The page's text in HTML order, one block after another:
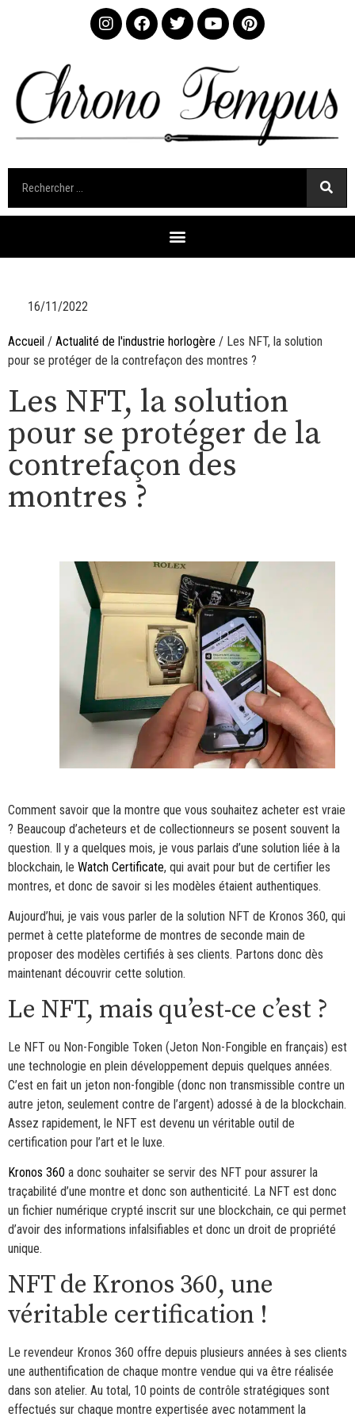
16/11/2022
Accueil / Actualité de l'industrie horlogère / Les NFT, la solution
pour se protéger de la contrefaçon des montres ?
Les NFT, la solution
pour se protéger de la
contrefaçon des
montres ?
Comment savoir que la montre que vous souhaitez acheter est vraie
? Beaucoup d’acheteurs et de collectionneurs se posent souvent la
question. Il y a quelques mois, je vous parlais d’une solution liée à la
blockchain, le Watch Certificate, qui avait pour but de certifier les
montres, et donc de savoir si les modèles étaient authentiques.
Aujourd’hui, je vais vous parler de la solution NFT de Kronos 360, qui
permet à cette plateforme de montres de seconde main de
proposer des modèles certifiés à ses clients. Partons donc dès
maintenant découvrir cette solution.
Le NFT, mais qu’est-ce c’est ?
Le NFT ou Non-Fongible Token (Jeton Non-Fongible en français) est
une technologie en plein développement depuis quelques années.
C’est en fait un jeton non-fongible (donc non transmissible contre un
autre jeton, seulement contre de l’argent) adossé à de la blockchain.
Assez rapidement, le NFT est devenu un véritable outil de
certification pour l’art et le luxe.
Kronos 360 a donc souhaiter se servir des NFT pour assurer la
traçabilité d’une montre et donc son authenticité. La NFT est donc
un fichier numérique crypté inscrit sur une blockchain, ce qui permet
d’avoir des informations infalsifiables et donc un droit de propriété
unique.
NFT de Kronos 360, une
véritable certification !
Le revendeur Kronos 360 offre depuis plusieurs années à ses clients
une authentification de chaque montre vendue qui va être réalisée
dans son atelier. Au total, 10 points de contrôle stratégiques sont
effectués sur chaque montre expertisée avec notamment la